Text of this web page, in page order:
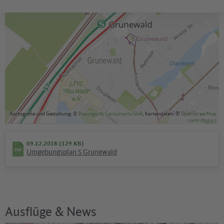
Kartografie und Gestaltung: © Baumgardt Consultants GbR , Kartendaten: ©OpenStreetMap
contributors
09.12.2018 (129 KB)
Umgebungsplan S Grunewald
Ausflüge & News